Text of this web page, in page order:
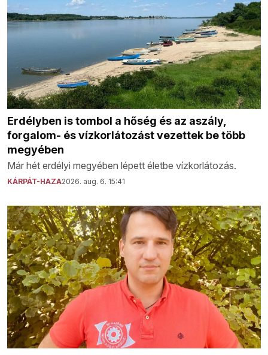
Erdélyben is tombol a hőség és az aszály,
forgalom- és vízkorlátozást vezettek be több
megyében
Már hét erdélyi megyében lépett életbe vízkorlátozás.
KÁRPÁT-HAZA2026. aug. 6. 15:41